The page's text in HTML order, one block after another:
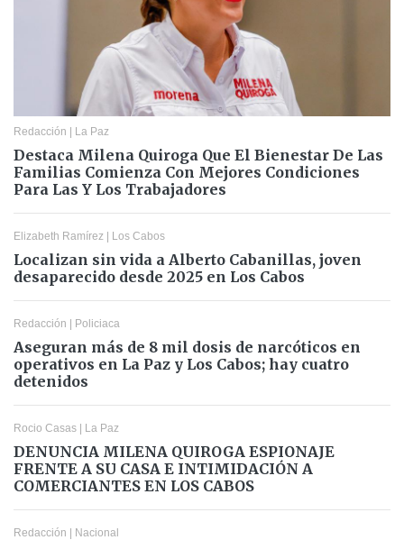
Redacción | La Paz
Destaca Milena Quiroga Que El Bienestar De Las
Familias Comienza Con Mejores Condiciones
Para Las Y Los Trabajadores
Elizabeth Ramírez | Los Cabos
Localizan sin vida a Alberto Cabanillas, joven
desaparecido desde 2025 en Los Cabos
Redacción | Policiaca
Aseguran más de 8 mil dosis de narcóticos en
operativos en La Paz y Los Cabos; hay cuatro
detenidos
Rocio Casas | La Paz
DENUNCIA MILENA QUIROGA ESPIONAJE
FRENTE A SU CASA E INTIMIDACIÓN A
COMERCIANTES EN LOS CABOS
Redacción | Nacional